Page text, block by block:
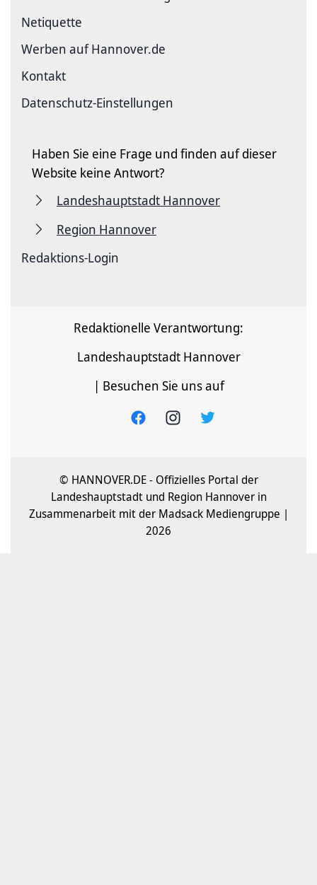
Netiquette
Werben auf Hannover.de
Kontakt
Datenschutz-Einstellungen
Haben Sie eine Frage und finden auf dieser
Website keine Antwort?
Landeshauptstadt Hannover
Region Hannover
Redaktions-Login
Redaktionelle Verantwortung:
Landeshauptstadt Hannover
| Besuchen Sie uns auf
© HANNOVER.DE - Offizielles Portal der
Landeshauptstadt und Region Hannover in
Zusammenarbeit mit der Madsack Mediengruppe |
2026